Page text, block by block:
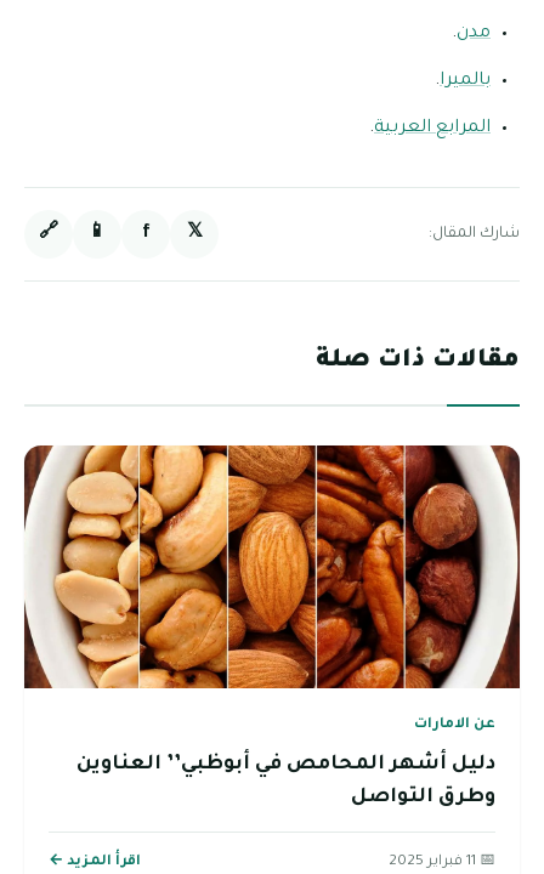
مدن.
بالميرا.
المرابع العربية.
شارك المقال: 𝕏
f
📱
🔗
مقالات ذات صلة
عن الامارات
دليل أشهر المحامص في أبوظبي’’ العناوين
وطرق التواصل
📅 11 فبراير 2025 اقرأ المزيد ←